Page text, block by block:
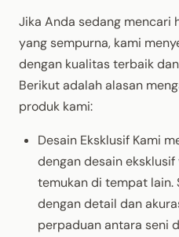
Jika Anda sedang mencari
yang sempurna, kami
dengan kualitas terbaik
Berikut adalah alasan
produk kami:
Desain Eksklusif Kami
dengan desain
temukan di tempat lain.
dengan detail dan
perpaduan antara seni